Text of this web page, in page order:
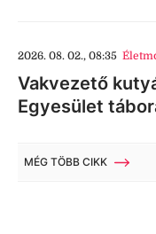
2026. 08. 02., 08:35
Vakvezető
Egyesület
MÉG TÖBB CIKK